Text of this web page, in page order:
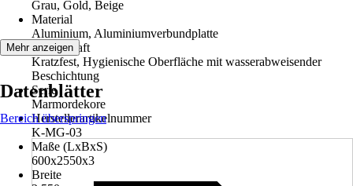
Grau, Gold, Beige
Material
Aluminium, Aluminiumverbundplatte
Eigenschaft
Kratzfest, Hygienische Oberfläche mit wasserabweisender
Beschichtung
Serie
Marmordekore
Herstellerartikelnummer
K-MG-03
Maße (LxBxS)
600x2550x3
Breite
Mehr anzeigen
Datenblätter
Bereich überspringen